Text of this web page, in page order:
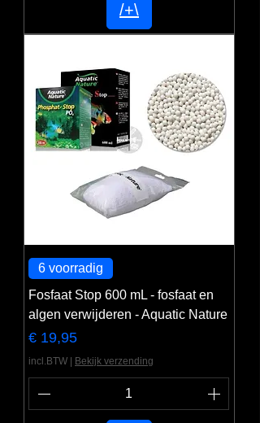
/+\
6 voorradig
Fosfaat Stop 600 mL - fosfaat en
algen verwijderen - Aquatic Nature
Prijs
€ 19,95
incl.BTW Bekijk verzending